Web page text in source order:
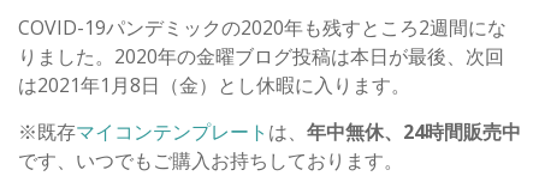
COVID-19パンデミックの2020年も残すところ2週間にな
りました。2020年の金曜ブログ投稿は本日が最後、次回
は2021年1月8日（金）とし休暇に入ります。
※既存マイコンテンプレート は、 年中無休、24時間販売中
です、いつでもご購入お持ちしております。